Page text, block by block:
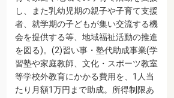
し、また乳幼児期の親子や子育て支援
者、就学期の子どもが集い交流する機
会を提供する等、地域福祉活動の推進
を図る)。(2)習い事・塾代助成事業(学
習塾や家庭教師、文化・スポーツ教室
等学校外教育にかかる費用を、1人当
たり月額1万円まで助成。所得制限あ